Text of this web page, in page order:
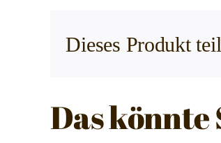
Dieses Produkt
Das könnte